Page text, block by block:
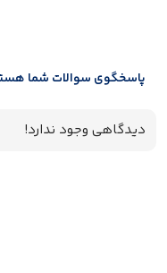
پاسخگوی سوالات شما
دیدگاهی وجود ندارد!